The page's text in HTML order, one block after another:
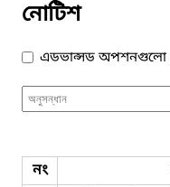
নোটিশ
এডভান্সড অপশনগুলো
নং